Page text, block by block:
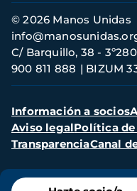
Menú
Información
de
contacto
© 2026 Manos Unidas
C/ Barquillo, 38 -
900 811 888
BIZUM
Menú
secundario
Información a socios
Aviso legalPolítica
TransparenciaCanal